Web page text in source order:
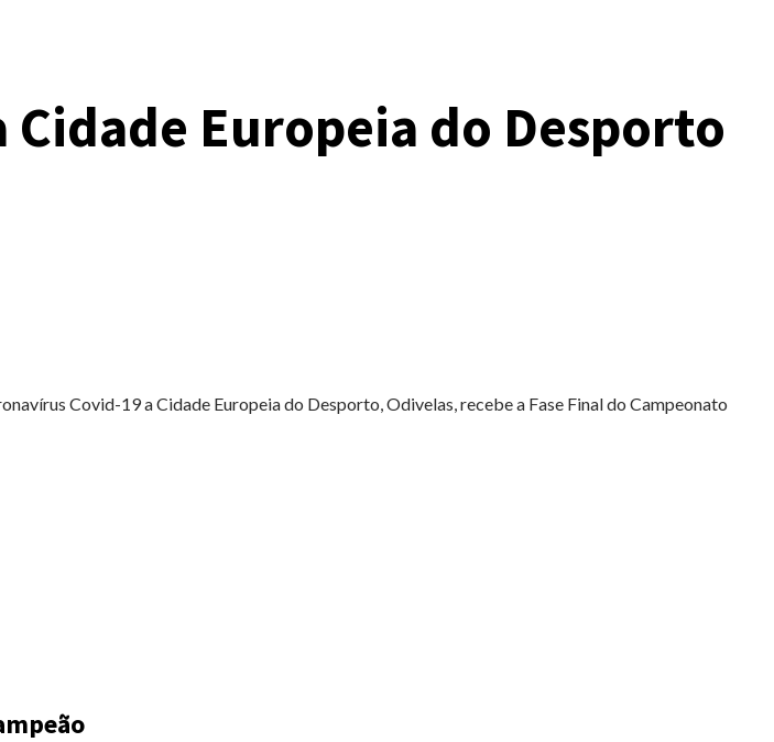
Europeia do Desporto
Covid-19 a Cidade Europeia do Desporto, Odivelas, recebe a Fase Final do Campeonato